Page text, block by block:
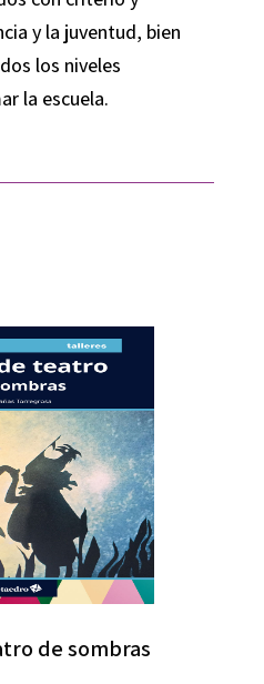
y la juventud, bien
los niveles
la escuela.
de sombras